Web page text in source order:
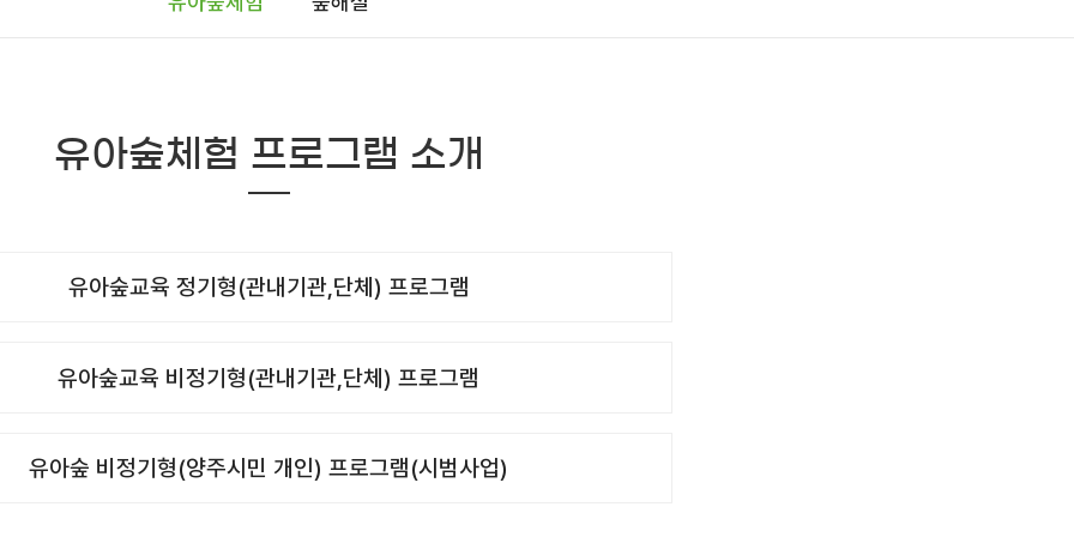
유아숲체험 프로그램 소개
유아숲교육 정기형(관내기관,단체) 프로그램
유아숲교육 비정기형(관내기관,단체) 프로그램
유아숲 비정기형(양주시민 개인) 프로그램(시범사업)